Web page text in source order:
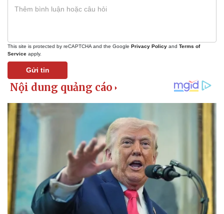
Thể thao
Bóng đá
Lịch thi đấu bóng đá
Ô tô - Xe máy
Ô tô
Xe máy
This site is protected by reCAPTCHA and the Google Privacy Policy and Terms of
Service apply.
Gửi tin